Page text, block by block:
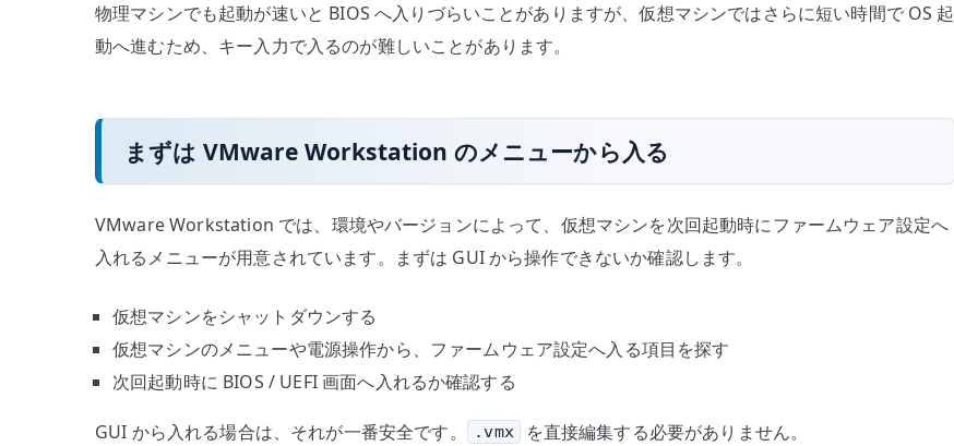
物理マシンでも起動が速いと BIOS へ入りづらいことがありますが、仮想マシンではさらに短い時間で OS 起
動へ進むため、キー入力で入るのが難しいことがあります。
まずは VMware Workstation のメニューから入る
VMware Workstation では、環境やバージョンによって、仮想マシンを次回起動時にファームウェア設定へ
入れるメニューが用意されています。まずは GUI から操作できないか確認します。
仮想マシンをシャットダウンする
仮想マシンのメニューや電源操作から、ファームウェア設定へ入る項目を探す
次回起動時に BIOS / UEFI 画面へ入れるか確認する
GUI から入れる場合は、それが一番安全です。 .vmx を直接編集する必要がありません。